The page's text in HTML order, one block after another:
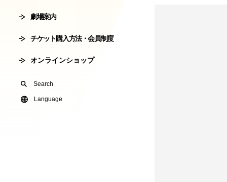
劇場案内
チケット購入方法・会員制度
オンラインショップ
Search
Language